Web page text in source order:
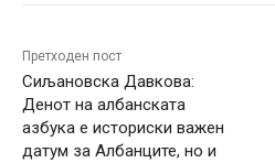
Претходен пост
Сиљановска Давкова:
Денот на aлбанската
азбука е историски важен
датум за Албанците, но и